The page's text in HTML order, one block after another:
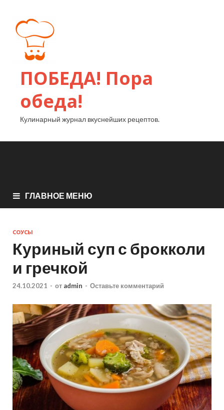
ПОБЕДА! Пора
обеда!
Кулинарный журнал вкуснейших рецептов.
ГЛАВНОЕ МЕНЮ
СОУСЫ
Куриный суп с брокколи
и гречкой
24.10.2021 - от admin - Оставьте комментарий